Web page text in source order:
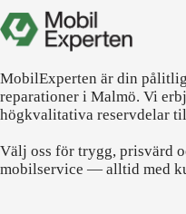
MobilExperten är din
reparationer i Malmö. Vi
högkvalitativa reservdelar
Välj oss för trygg, prisvärd
mobilservice — alltid med